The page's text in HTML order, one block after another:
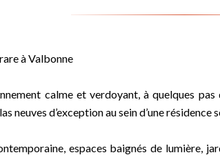
à Valbonne
calme et verdoyant, à quelques
neuves d’exception au sein d’une
espaces baignés de lumière,